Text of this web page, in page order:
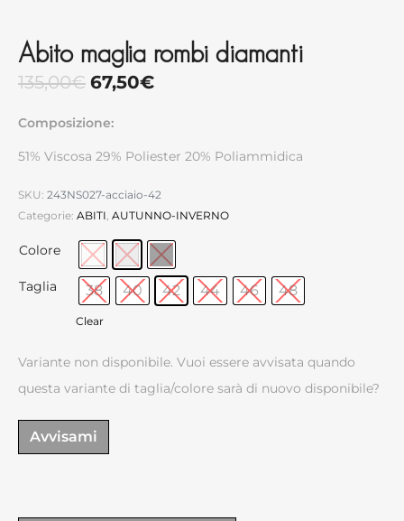
Abito maglia rombi diamanti
135,00€ 67,50€
Composizione:
51% Viscosa 29% Poliester 20% Poliammidica
SKU: 243NS027-acciaio-42
Categorie: ABITI AUTUNNO-INVERNO
Colore
Taglia 38 40 42 44 46 48
Clear
Variante non disponibile. Vuoi essere avvisata quando
questa variante di taglia/colore sarà di nuovo disponibile?
Avvisami